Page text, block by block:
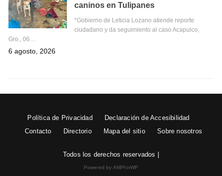
caninos en Tulipanes
*Gobierno de Leticia Lozano atiende reporte
ciudadano y da seguimiento al caso Acapulco,
Gro., 06…
6 agosto, 2026
Política de Privacidad
Declaración de Accesibilidad
Contacto
Directorio Mapa del sitio Sobre nosotros
Todos los derechos reservados |
Powered by AMPforWP